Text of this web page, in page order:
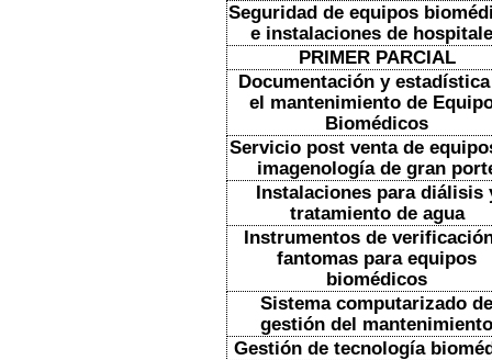
Seguridad de equipos
e instalaciones de
PRIMER PARCIAL
Documentación y
el mantenimiento de
Biomédicos
Servicio post venta de
imagenología de gran
Instalaciones para diálisis
tratamiento de agua
Instrumentos de
fantomas para equipos
biomédicos
Sistema computarizado
gestión del
Gestión de tecnología